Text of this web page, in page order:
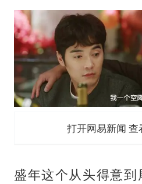
打开网易新闻
盛年这个从头得意